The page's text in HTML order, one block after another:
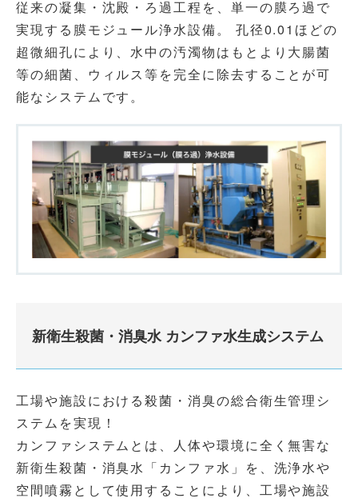
従来の凝集・沈殿・ろ過工程を、単一の膜ろ過で
実現する膜モジュール浄水設備。 孔径0.01ほどの
超微細孔により、水中の汚濁物はもとより大腸菌
等の細菌、ウィルス等を完全に除去することが可
能なシステムです。
新衛生殺菌・消臭水 カンファ水生成システム
工場や施設における殺菌・消臭の総合衛生管理シ
ステムを実現！
カンファシステムとは、人体や環境に全く無害な
新衛生殺菌・消臭水「カンファ水」を、洗浄水や
空間噴霧として使用することにより、工場や施設